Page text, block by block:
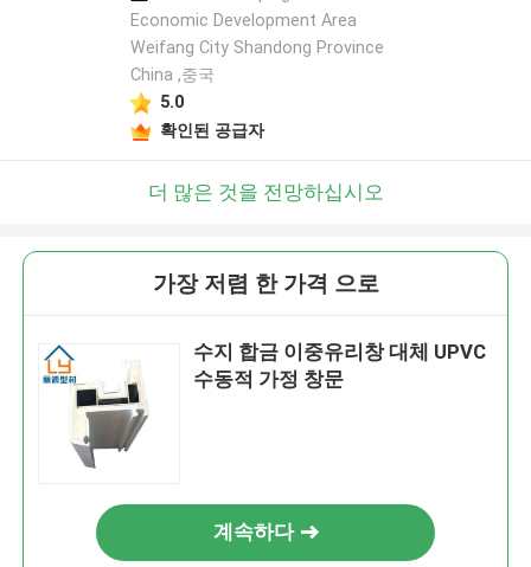
Economic Development Area
Weifang City Shandong Province
China ,중국
5.0
확인된 공급자
더 많은 것을 전망하십시오
가장 저렴 한 가격 으로
수지 합금 이중유리창 대체 UPVC
수동적 가정 창문
계속하다